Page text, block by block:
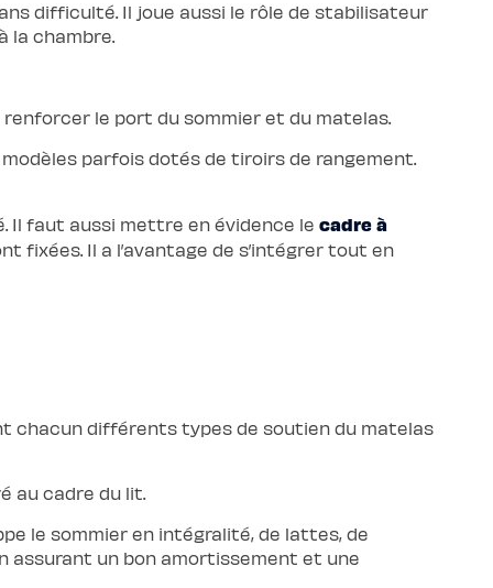
difficulté. Il joue aussi le rôle de stabilisateur
la chambre.
le port du sommier et du matelas.
parfois dotés de tiroirs de rangement.
Il faut aussi mettre en évidence le cadre à
fixées. Il a l’avantage de s’intégrer tout en
chacun différents types de soutien du matelas
au cadre du lit.
le sommier en intégralité, de lattes, de
assurant un bon amortissement et une